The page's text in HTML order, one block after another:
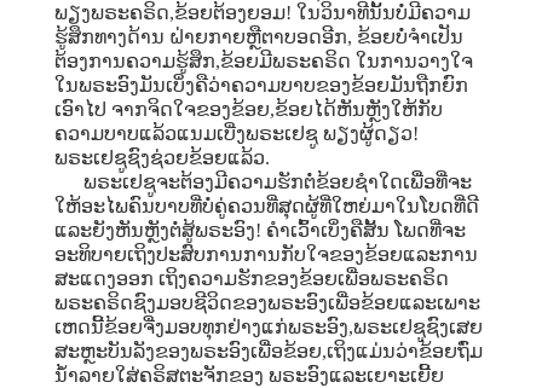
ພຽງພຣະຄຣິດ,ຂ້ອຍຕ້ອງຍອມ! ໃນວິນາທີນັ້ນບໍ່ມີຄວາມ
ຮູ້ສຶກທາງດ້ານ ຝ່າຍກາຍຫຼືຕາບອດອີກ, ຂ້ອຍບໍ່ຈໍາເປັນ
ຕ້ອງການຄວາມຮູ້ສຶກ,ຂ້ອຍມີພຣະຄຣິດ ໃນການວາງໃຈ
ໃນພຣະອົງມັນເບິ່ງຄືວ່າຄວາມບາບຂອງຂ້ອຍມັນຖືກຍົກ
ເອົາໄປ ຈາກຈິດໃຈຂອງຂ້ອຍ,ຂ້ອຍໄດ້ຫັນຫຼັງໃຫ້ກັບ
ຄວາມບາບແລ້ວແນມເບີ່ງພຣະເຢຊູ ພຽງຜູ້ດຽວ!
ພຣະເຢຊູຊົງຊ່ວຍຂ້ອຍແລ້ວ.
ພຣະເຢຊູຈະຕ້ອງມີຄວາມຮັກຕໍ່ຂ້ອຍຊໍາໃດເພື່ອທີ່ຈະ
ໃຫ້ອະໄພຄົນບາບທີ່ບໍ່ຄູ່ຄວນທີ່ສຸດຜູ້ທີ່ໃຫຍ່ມາໃນໂບດທີ່ດີ
ແລະຍັງຫັນຫຼັງຕໍ່ສູ້ພຣະອົງ! ຄໍາເວົ້າເບິ່ງຄືສັ້ນ ໂພດທີ່ຈະ
ອະທິບາຍເຖິງປະສົບການການກັບໃຈຂອງຂ້ອຍແລະການ
ສະແດງອອກ ເຖິງຄວາມຮັກຂອງຂ້ອຍເພື່ອພຣະຄຣິດ
ພຣະຄຣິດຊົງມອບຊີວິດຂອງພຣະອົງເພື່ອຂ້ອຍແລະເພາະ
ເຫດນີ້ຂ້ອຍຈື່ງມອບທຸກຢ່າງແກ່ພຣະອົງ,ພຣະເຢຊູຊົງເສຍ
ສະຫຼະບັນລັງຂອງພຣະອົງເພື່ອຂ້ອຍ,ເຖິງແມ່ນວ່າຂ້ອຍຖົ່ມ
ນໍ້າລາຍໃສ່ຄຣິສຕະຈັກຂອງ ພຣະອົງແລະເຍາະເຍີ້ຍ